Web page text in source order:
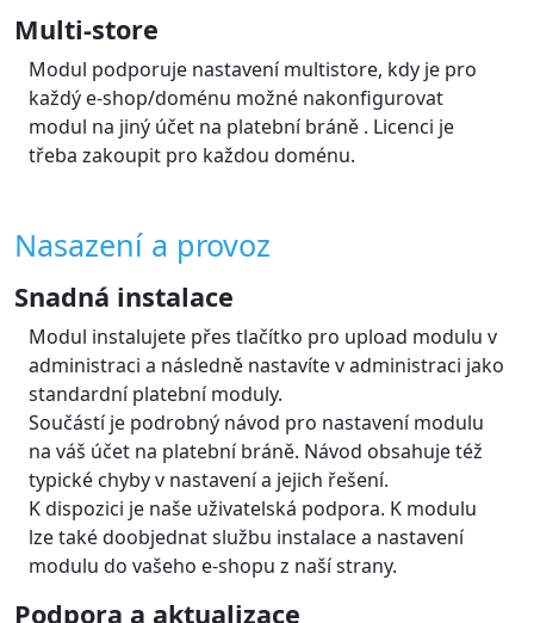
Modul zobrazí bránu v jazyce e-shopu. Brána
Modul podporuje jazyky: Čeština, Slovenština,
Angličtina s možností přidat překlady dalších jazyků
dle návodu.
Modul automaticky aktualizuje stav objednávky v e-
shopu na základě změn stavu platby na platební
můžete objednávku realizovat
Čísla objednávek na výpisu z účtu
brány
Modul odesílá na bránu číslo objednávky e-shopu,
které je pak dostupné na výpisu brány. U každé
platby je uvedeno i číslo objednávky, což je užitečné
při zpracování účetnictví Pro tuto funkci v nastavení
modulu stačí zapnout volbu pro vytváření
objednávky před platbou.